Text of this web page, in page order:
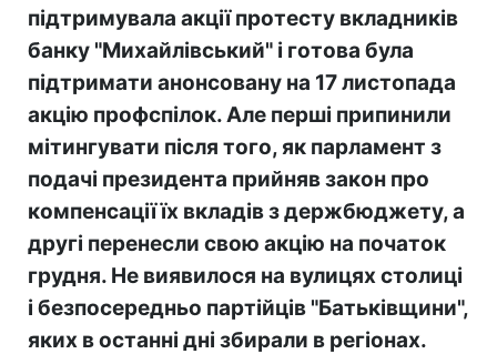
підтримувала акції протесту вкладників
банку "Михайлівський" і готова була
підтримати анонсовану на 17 листопада
акцію профспілок. Але перші припинили
мітингувати після того, як парламент з
подачі президента прийняв закон про
компенсації їх вкладів з держбюджету, а
другі перенесли свою акцію на початок
грудня. Не виявилося на вулицях столиці
і безпосередньо партійців "Батьківщини",
яких в останні дні збирали в регіонах.